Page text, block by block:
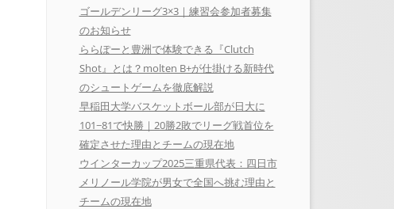
ゴールデンリーグ3×3｜練習会参加者募集
のお知らせ
ららぽーと豊洲で体験できる『Clutch
Shot』とは？molten B+が仕掛ける新時代
のシュートゲームを徹底解説
早稲田大学バスケットボール部が日大に
101−81で快勝｜20勝2敗でリーグ戦首位を
確定させた理由とチームの現在地
ウインターカップ2025三重県代表：四日市
メリノール学院が男女で全国へ挑む理由と
チームの現在地